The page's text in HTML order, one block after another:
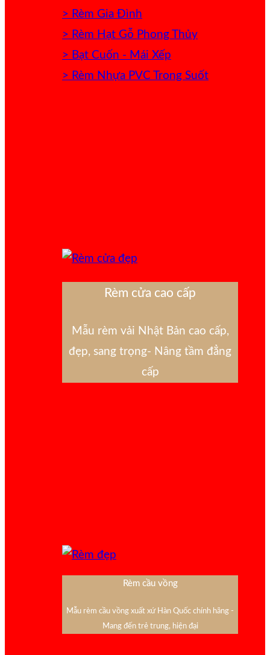
> Rèm Gia Đình
> Rèm Hạt Gỗ Phong Thủy
> Bạt Cuốn - Mái Xếp
> Rèm Nhựa PVC Trong Suốt
Rèm cửa cao cấp
Mẫu rèm vải Nhật Bản cao cấp,
đẹp, sang trọng- Nâng tầm đẳng
cấp
Rèm cầu vồng
Mẫu rèm cầu vồng xuất xứ Hàn Quốc chính hãng -
Mang đến trẻ trung, hiện đại